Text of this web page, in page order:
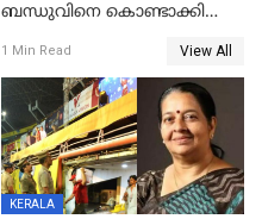
ബന്ധുവിനെ കൊണ്ടാക്കി
ലോറി സ്കൂട്ടറിൽ ഇടിച്ചു :
യുവതിക്ക് ദാരുണാന്ത്യം
1 Min Read View All
KERALA